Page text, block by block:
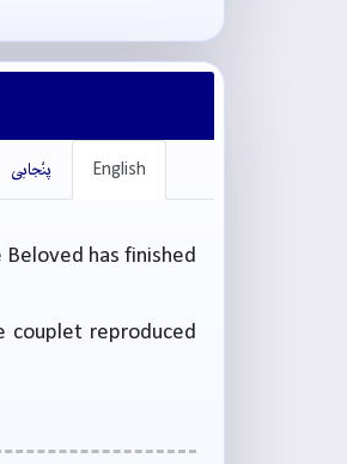
English پنْجابی
has finished
couplet reproduced